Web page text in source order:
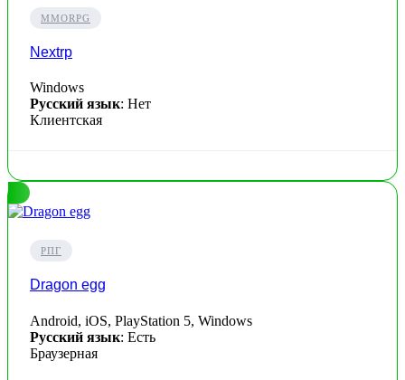
MMORPG
Nextrp
Windows
Русский язык: Нет
Клиентская
РПГ
Dragon egg
Android, iOS, PlayStation 5, Windows
Русский язык: Есть
Браузерная